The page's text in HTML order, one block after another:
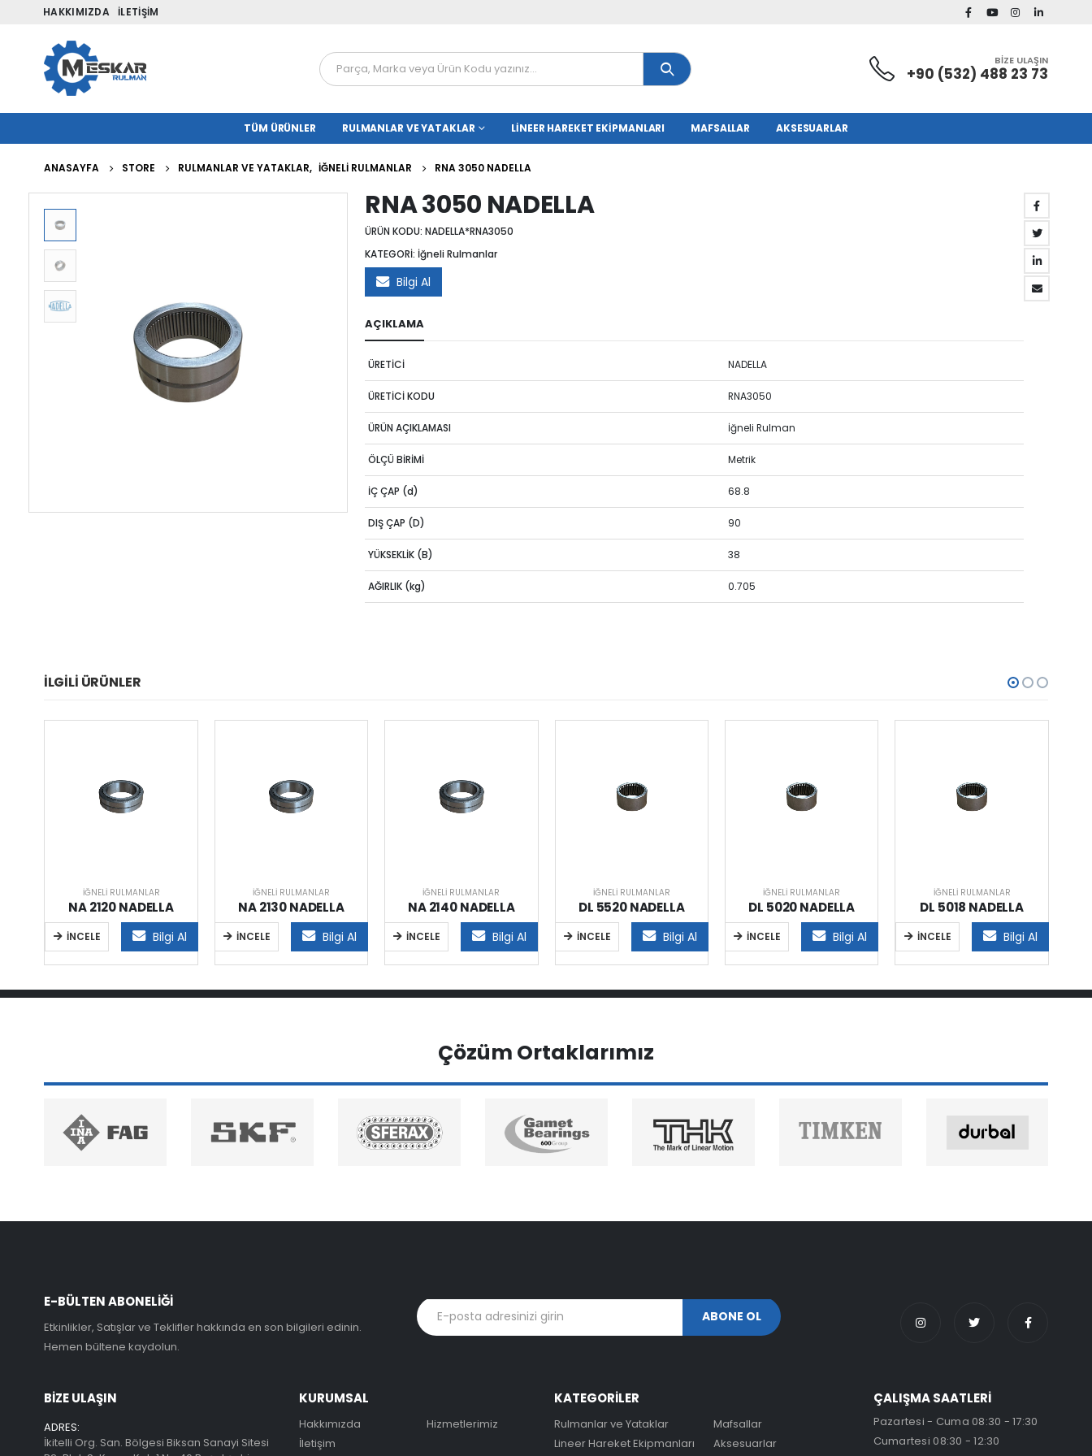
HAKKIMIZDA İLETIŞIM
BİZE ULAŞIN
+90 (532) 488 23 73
TÜM ÜRÜNLER RULMANLAR VE YATAKLAR LINEER HAREKET EKIPMANLARI MAFSALLAR AKSESUARLAR
ANASAYFA STORE RULMANLAR VE YATAKLAR, İĞNELI RULMANLAR RNA 3050 NADELLA
RNA 3050 NADELLA
ÜRÜN KODU:NADELLA*RNA3050
KATEGORİ: İğneli Rulmanlar
Bilgi Al
AÇIKLAMA
ÜRETİCİ NADELLA
ÜRETİCİ KODU RNA3050
ÜRÜN AÇIKLAMASI İğneli Rulman
ÖLÇÜ BİRİMİ Metrik
İÇ ÇAP (d) 68.8
DIŞ ÇAP (D) 90
YÜKSEKLİK (B) 38
AĞIRLIK (kg) 0.705
İLGILI ÜRÜNLER
İĞNELI RULMANLAR
NA 2120 NADELLA
İNCELE Bilgi Al
İĞNELI RULMANLAR
NA 2130 NADELLA
İNCELE Bilgi Al
İĞNELI RULMANLAR
NA 2140 NADELLA
İNCELE Bilgi Al
İĞNELI RULMANLAR
DL 5520 NADELLA
İNCELE Bilgi Al
İĞNELI RULMANLAR
DL 5020 NADELLA
İNCELE Bilgi Al
İĞNELI RULMANLAR
DL 5018 NADELLA
İNCELE Bilgi Al
Çözüm Ortaklarımız
E-BÜLTEN ABONELİĞİ
Etkinlikler, Satışlar ve Teklifler hakkında en son bilgileri edinin.
Hemen bültene kaydolun.
BİZE ULAŞIN
ADRES:
İkitelli Org. San. Bölgesi Biksan Sanayi Sitesi
KURUMSAL
Hakkımızda
İletişim
Hizmetlerimiz
KATEGORİLER
Rulmanlar ve Yataklar
Lineer Hareket Ekipmanları
Mafsallar
Aksesuarlar
ÇALIŞMA SAATLERİ
Pazartesi - Cuma 08:30 - 17:30
Cumartesi 08:30 - 12:30